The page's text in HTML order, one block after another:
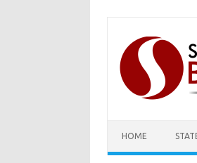
content
HOME